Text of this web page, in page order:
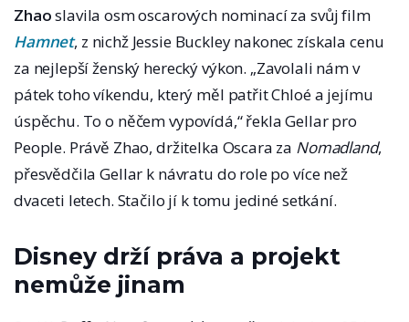
Zhaoslavila osm oscarových nominací za svůj film
Hamnet, z nichž Jessie Buckley nakonec získala cenu
za nejlepší ženský herecký výkon. „Zavolali nám v
pátek toho víkendu, který měl patřit Chloé a jejímu
úspěchu. To o něčem vypovídá,“ řekla Gellar pro
People. Právě Zhao, držitelka Oscara za Nomadland,
přesvědčila Gellar k návratu do role po více než
dvaceti letech. Stačilo jí k tomu jediné setkání.
Disney drží práva a projekt
nemůže jinam